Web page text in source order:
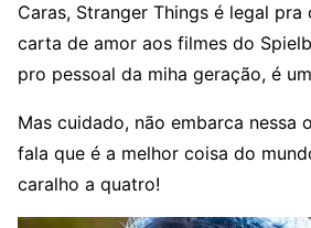
Caras, Stranger Things é legal pra
carta de amor aos filmes do
pro pessoal da miha geração, é
Mas cuidado, não embarca nessa
fala que é a melhor coisa do
caralho a quatro!